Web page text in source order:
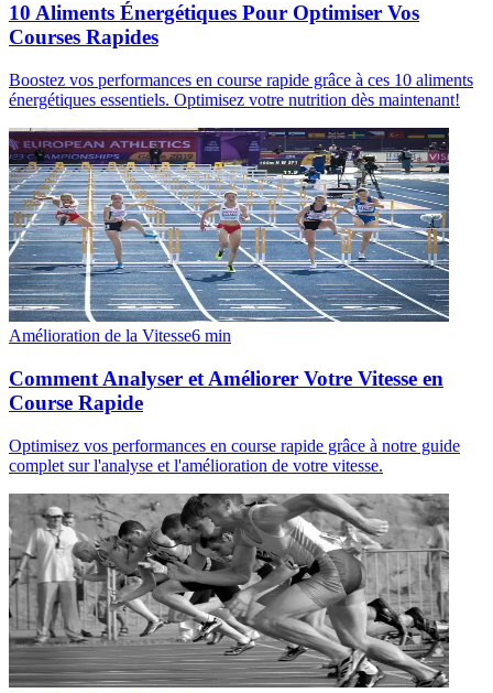
10 Aliments Énergétiques Pour Optimiser Vos
Courses Rapides
Boostez vos performances en course rapide grâce à ces 10 aliments
énergétiques essentiels. Optimisez votre nutrition dès maintenant!
Amélioration de la Vitesse6 min
Comment Analyser et Améliorer Votre Vitesse en
Course Rapide
Optimisez vos performances en course rapide grâce à notre guide
complet sur l'analyse et l'amélioration de votre vitesse.